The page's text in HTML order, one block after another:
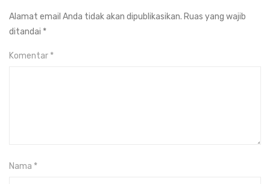
Alamat email Anda tidak akan dipublikasikan. Ruas yang wajib
ditandai *
Komentar *
Nama *